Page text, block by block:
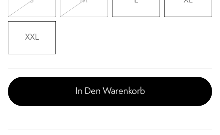
XXL
In Den Warenkorb